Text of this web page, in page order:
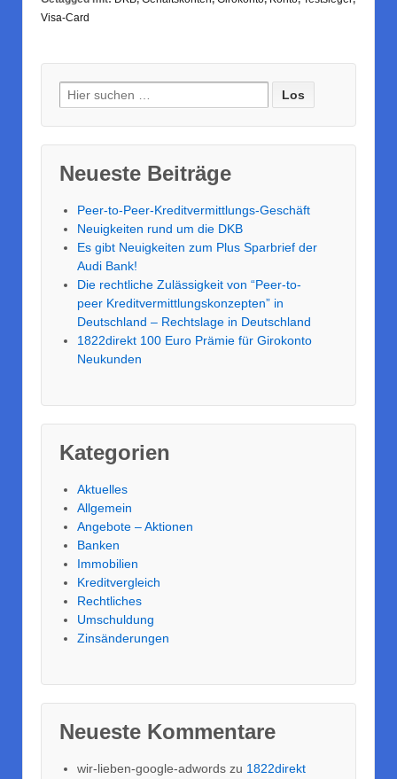
Visa-Card
Suche nach:
Neueste Beiträge
Peer-to-Peer-Kreditvermittlungs-Geschäft
Neuigkeiten rund um die DKB
Es gibt Neuigkeiten zum Plus Sparbrief der
Audi Bank!
Die rechtliche Zulässigkeit von “Peer-to-
peer Kreditvermittlungskonzepten” in
Deutschland – Rechtslage in Deutschland
1822direkt 100 Euro Prämie für Girokonto
Neukunden
Kategorien
Aktuelles
Allgemein
Angebote – Aktionen
Banken
Immobilien
Kreditvergleich
Rechtliches
Umschuldung
Zinsänderungen
Neueste Kommentare
wir-lieben-google-adwords zu 1822direkt